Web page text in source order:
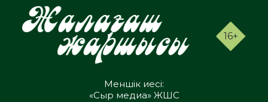
16+
Меншік иесі:
«Сыр медиа» ЖШС